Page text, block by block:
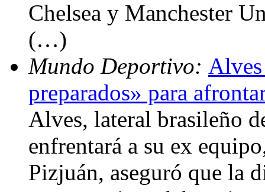
Chelsea y Manchester
(…)
Mundo Deportivo:
preparados» para
Alves, lateral brasileño
enfrentará a su ex
Pizjuán, aseguró que la